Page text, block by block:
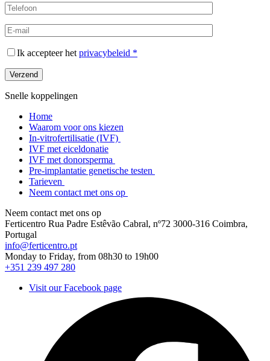
Ik accepteer hetprivacybeleid *
Snelle koppelingen
Home
Waarom voor ons kiezen
In-vitrofertilisatie (IVF)
IVF met eiceldonatie
IVF met donorsperma
Pre-implantatie genetische testen
Tarieven
Neem contact met ons op
Neem contact met ons op
Ferticentro Rua Padre Estêvão Cabral, nº72 3000-316 Coimbra,
Portugal
info@ferticentro.pt
Monday to Friday, from 08h30 to 19h00
+351 239 497 280
Visit our Facebook page